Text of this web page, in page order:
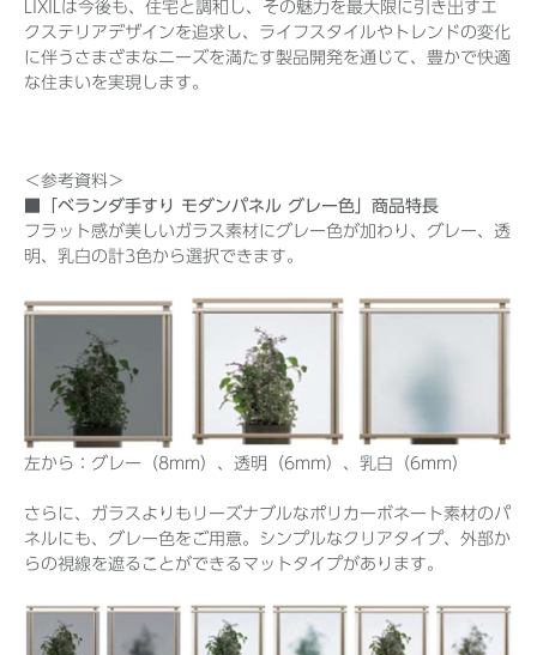
LIXILは今後も、住宅と調和し、その魅力を最大限に引き出すエ
クステリアデザインを追求し、ライフスタイルやトレンドの変化
に伴うさまざまなニーズを満たす製品開発を通じて、豊かで快適
な住まいを実現します。
＜参考資料＞
■「ベランダ手すり モダンパネル グレー色」商品特長
フラット感が美しいガラス素材にグレー色が加わり、グレー、透
明、乳白の計3色から選択できます。
左から：グレー（8mm）、透明（6mm）、乳白（6mm）
さらに、ガラスよりもリーズナブルなポリカーボネート素材のパ
ネルにも、グレー色をご用意。シンプルなクリアタイプ、外部か
らの視線を遮ることができるマットタイプがあります。